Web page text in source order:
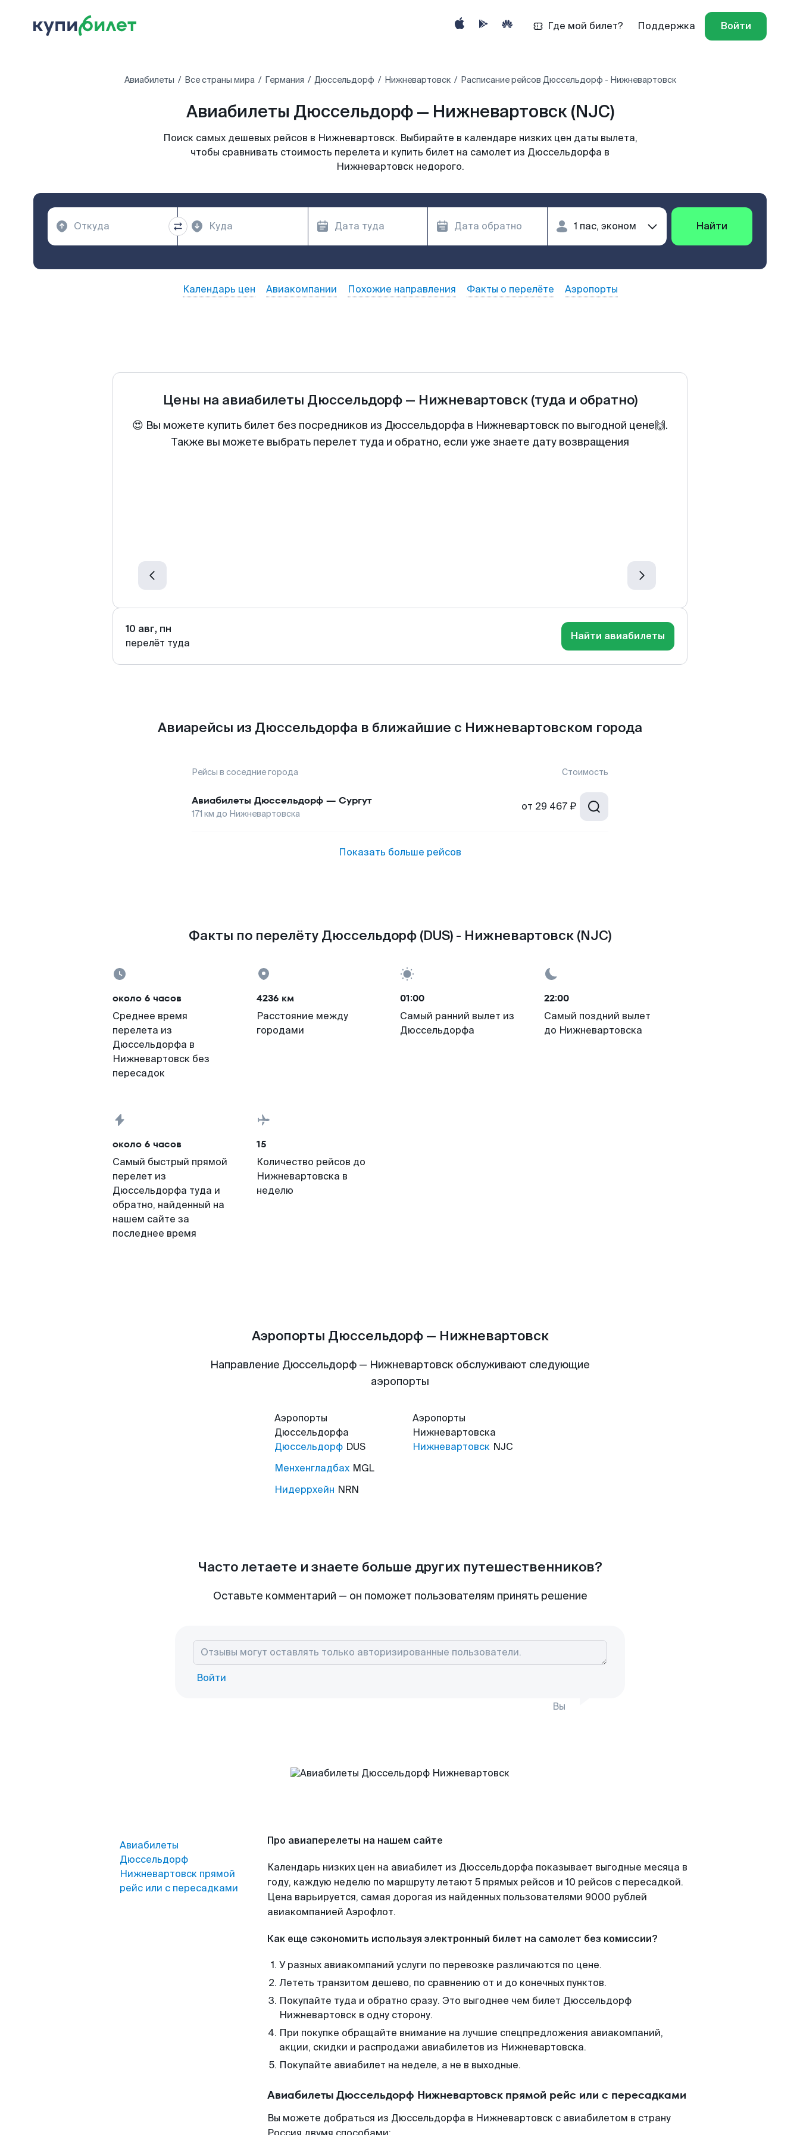
Где мой билет? Поддержка Войти
Авиабилеты Все страны мира Германия Дюссельдорф Нижневартовск Расписание рейсов Дюссельдорф - Нижневартовск
Авиабилеты Дюссельдорф — Нижневартовск (NJC)
Поиск самых дешевых рейсов в Нижневартовск. Выбирайте в календаре низких цен даты вылета,
чтобы сравнивать стоимость перелета и купить билет на самолет из Дюссельдорфа в
Нижневартовск недорого.
Найти
Календарь цен Авиакомпании Похожие направления Факты о перелёте Аэропорты
Цены на авиабилеты Дюссельдорф— Нижневартовск (туда и обратно)
😍 Вы можете купить билет без посредников из Дюссельдорфа в Нижневартовск по выгодной цене🙌.
Также вы можете выбрать перелет туда и обратно, если уже знаете дату возвращения
10 авг, пн
перелёт туда
Найти авиабилеты
Авиарейсы из Дюссельдорфа в ближайшие с Нижневартовском города
Рейсы в соседние города Стоимость
Авиабилеты Дюссельдорф — Сургут
171 км до Нижневартовска
от 29 467 ₽
Показать больше рейсов
Факты по перелёту Дюссельдорф (DUS) - Нижневартовск (NJC)
около 6 часов
Среднее время
перелета из
Дюссельдорфа в
Нижневартовск без
пересадок
4236 км
Расстояние между
городами
01:00
Самый ранний вылет из
Дюссельдорфа
22:00
Самый поздний вылет
до Нижневартовска
около 6 часов
Самый быстрый прямой
перелет из
Дюссельдорфа туда и
обратно, найденный на
нашем сайте за
последнее время
15
Количество рейсов до
Нижневартовска в
неделю
Аэропорты Дюссельдорф — Нижневартовск
Направление Дюссельдорф — Нижневартовск обслуживают следующие
аэропорты
Аэропорты
Дюссельдорфа
Дюссельдорф DUS
Менхенгладбах MGL
Нидеррхейн NRN
Аэропорты
Нижневартовска
Нижневартовск NJC
Часто летаете и знаете больше других путешественников?
Оставьте комментарий — он поможет пользователям принять решение
Войти
Вы
Авиабилеты
Дюссельдорф
Нижневартовск прямой
рейс или с пересадками
Про авиаперелеты на нашем сайте
Календарь низких цен на авиабилет из Дюссельдорфа показывает выгодные месяца в
году, каждую неделю по маршруту летают 5 прямых рейсов и 10 рейсов с пересадкой.
Цена варьируется, самая дорогая из найденных пользователями 9000 рублей
авиакомпанией Аэрофлот.
Как еще сэкономить используя электронный билет на самолет без комиссии?
У разных авиакомпаний услуги по перевозке различаются по цене.
Лететь транзитом дешево, по сравнению от и до конечных пунктов.
Покупайте туда и обратно сразу. Это выгоднее чем билет Дюссельдорф
Нижневартовск в одну сторону.
При покупке обращайте внимание на лучшие спецпредложения авиакомпаний,
акции, скидки и распродажи авиабилетов из Нижневартовска.
Покупайте авиабилет на неделе, а не в выходные.
Авиабилеты Дюссельдорф Нижневартовск прямой рейс или с пересадками
Вы можете добраться из Дюссельдорфа в Нижневартовск с авиабилетом в страну